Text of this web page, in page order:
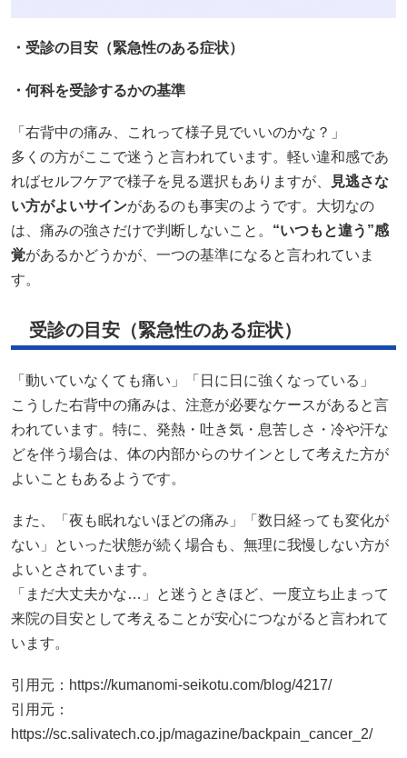
・受診の目安（緊急性のある症状）
・何科を受診するかの基準
「右背中の痛み、これって様子見でいいのかな？」
多くの方がここで迷うと言われています。軽い違和感であ
ればセルフケアで様子を見る選択もありますが、
見逃さな
い方がよいサインがあるのも事実のようです。大切なの
は、痛みの強さだけで判断しないこと。 “いつもと違う”感
覚があるかどうかが、一つの基準になると言われていま
す。
受診の目安（緊急性のある症状）
「動いていなくても痛い」「日に日に強くなっている」
こうした右背中の痛みは、注意が必要なケースがあると言
われています。特に、発熱・吐き気・息苦しさ・冷や汗な
どを伴う場合は、体の内部からのサインとして考えた方が
よいこともあるようです。
また、「夜も眠れないほどの痛み」「数日経っても変化が
ない」といった状態が続く場合も、無理に我慢しない方が
よいとされています。
「まだ大丈夫かな…」と迷うときほど、一度立ち止まって
来院の目安として考えることが安心につながると言われて
います。
引用元： https://kumanomi-seikotu.com/blog/4217/
引用元：
https://sc.salivatech.co.jp/magazine/backpain_cancer_2/